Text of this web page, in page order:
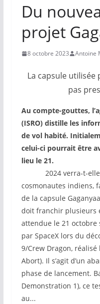
Du
projet
8 octobre 2023 Antoine
La capsule utilisée
pas
Au compte-gouttes,
(ISRO) distille les
de vol habité.
celui-ci pourrait être
lieu le 21.
2024 verra-t-
cosmonautes indiens,
de la capsule
doit franchir plusieurs
attendue le 21 octobre
par SpaceX lors du
9/Crew Dragon,
Abort). Il s’agit d’un
phase de lancement.
Demonstration 1), ce
au...